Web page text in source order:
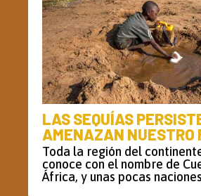
LAS SEQUÍAS
AMENAZAN NUESTRO
Toda la región del
conoce con el nombre de
África, y unas pocas